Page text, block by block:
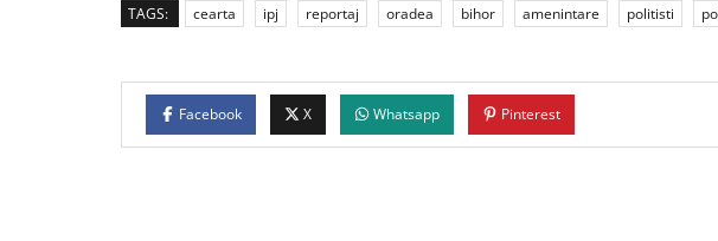
TAGS: cearta ipj reportaj oradea bihor amenintare politisti
Facebook X Whatsapp Pinterest